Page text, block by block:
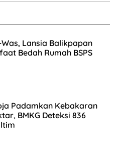
Lansia Balikpapan
Bedah Rumah BSPS
Padamkan Kebakaran
BMKG Deteksi 836